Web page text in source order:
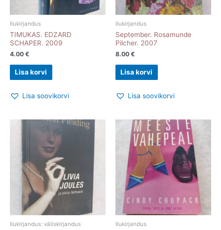
Ilukirjandus
TIMUKAS. EDZARD
SCHAPER. 2009
4.00 €
Lisa korvi
Lisa soovikorvi
Ilukirjandus
September. Rosamunde
Pilcher. 2007
8.00 €
Lisa korvi
Lisa soovikorvi
Ilukirjandus: väliskirjandus Ilukirjandus